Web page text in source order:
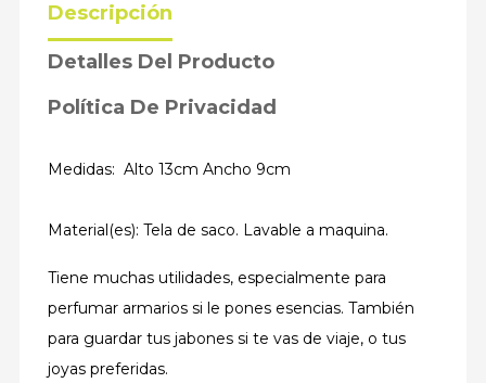
Descripción
Detalles Del Producto
Política De Privacidad
Medidas: Alto 13cm Ancho 9cm
Material(es): Tela de saco. Lavable a maquina.
Tiene muchas utilidades, especialmente para
perfumar armarios si le pones esencias. También
para guardar tus jabones si te vas de viaje, o tus
joyas preferidas.